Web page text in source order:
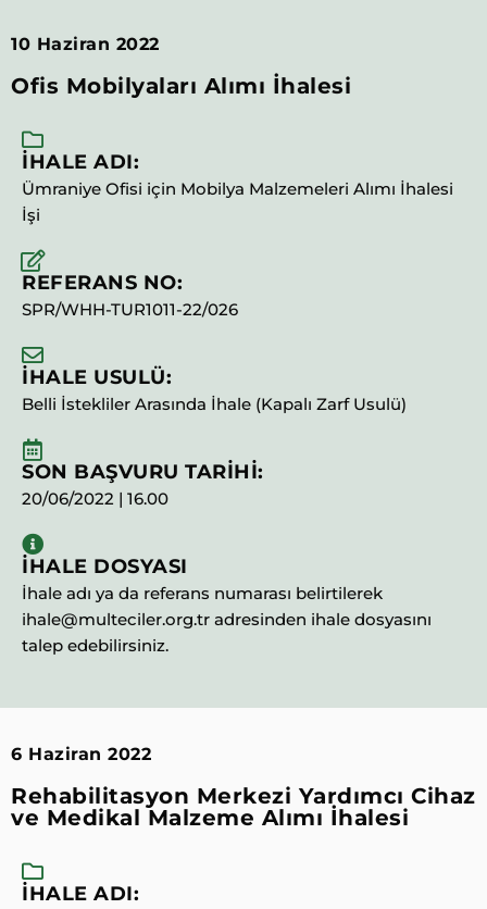
10 Haziran 2022
Ofis Mobilyaları Alımı İhalesi
İHALE ADI:
Ümraniye Ofisi için Mobilya Malzemeleri Alımı İhalesi
İşi
REFERANS NO:
SPR/WHH-TUR1011-22/026
İHALE USULÜ:
Belli İstekliler Arasında İhale (Kapalı Zarf Usulü)
SON BAŞVURU TARİHİ:
20/06/2022 | 16.00
İHALE DOSYASI
İhale adı ya da referans numarası belirtilerek
ihale@multeciler.org.tr adresinden ihale dosyasını
talep edebilirsiniz.
6 Haziran 2022
Rehabilitasyon Merkezi Yardımcı Cihaz
ve Medikal Malzeme Alımı İhalesi
İHALE ADI: